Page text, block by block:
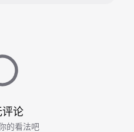
评论
的看法吧